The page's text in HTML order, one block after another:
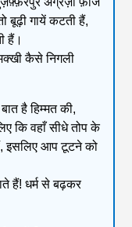
बूढ़ी गायें कटती हैं,
हैं।
कैसे निगली
है हिम्मत की,
कि वहाँ सीधे तोप के
इसलिए आप टूटने को
हैं! धर्म से बढ़कर